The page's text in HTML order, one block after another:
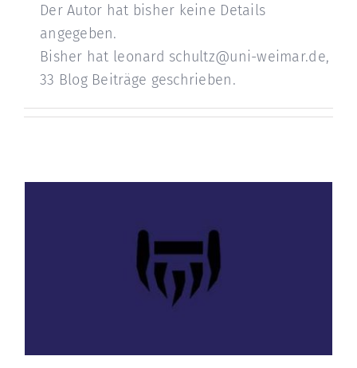
Der Autor hat bisher keine Details
angegeben.
Bisher hat leonard schultz@uni-weimar.de,
33 Blog Beiträge geschrieben.